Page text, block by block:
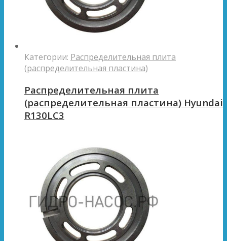
Категории: Распределительная плита
(распределительная пластина)
Распределительная плита
(распределительная пластина) Hyundai
R130LC3